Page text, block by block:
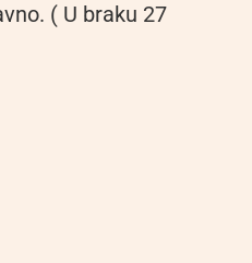
( U braku 27